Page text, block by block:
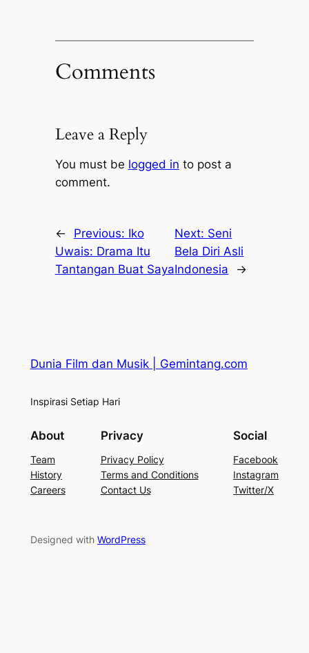
Comments
Leave a Reply
You must be logged in to post a
comment.
← Previous: Iko
Uwais: Drama Itu
Tantangan Buat Saya
Next: Seni
Bela Diri Asli
Indonesia
→
Dunia Film dan Musik | Gemintang.com
Inspirasi Setiap Hari
About
Team
History
Careers
Privacy
Privacy Policy
Terms and Conditions
Contact Us
Social
Facebook
Instagram
Twitter/X
Designed with WordPress